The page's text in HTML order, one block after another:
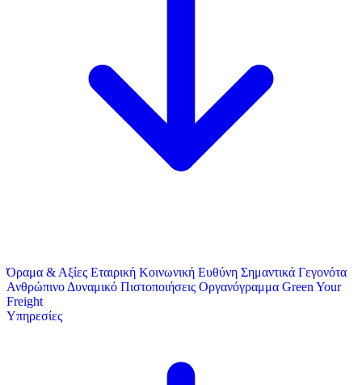
Όραμα & Αξίες Εταιρική Κοινωνική Ευθύνη Σημαντικά Γεγονότα
Ανθρώπινο Δυναμικό Πιστοποιήσεις Οργανόγραμμα Green Your
Freight
Υπηρεσίες